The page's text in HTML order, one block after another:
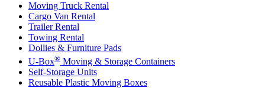
Moving Truck Rental
Cargo Van Rental
Trailer Rental
Towing Rental
Dollies & Furniture Pads
U-Box® Moving & Storage Containers
Self-Storage Units
Reusable Plastic Moving Boxes